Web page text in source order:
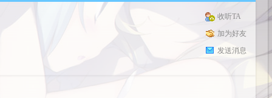
收听TA
加为好友
发送消息